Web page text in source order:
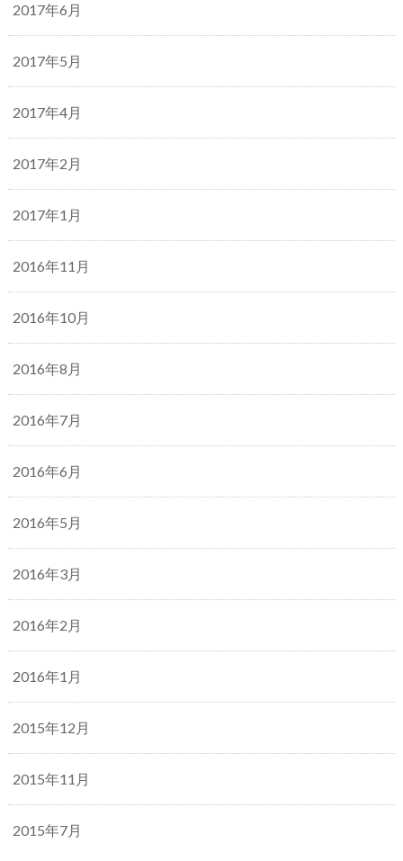
2017年6月
2017年5月
2017年4月
2017年2月
2017年1月
2016年11月
2016年10月
2016年8月
2016年7月
2016年6月
2016年5月
2016年3月
2016年2月
2016年1月
2015年12月
2015年11月
2015年7月